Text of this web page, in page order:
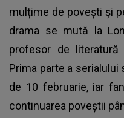
mulțime de povești și
drama se mută la
profesor de literatură
Prima parte a serialului
de 10 februarie, iar
continuarea poveștii